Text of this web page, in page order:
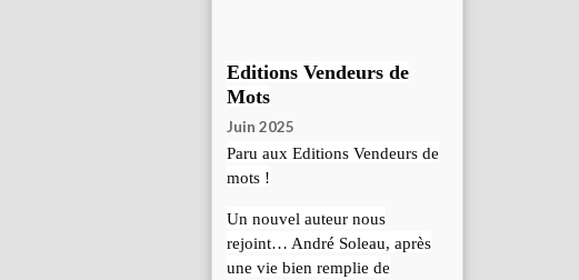
Editions Vendeurs de
Mots
Juin 2025
Paru aux Editions Vendeurs de
mots !
Un nouvel auteur nous
rejoint… André Soleau, après
une vie bien remplie de